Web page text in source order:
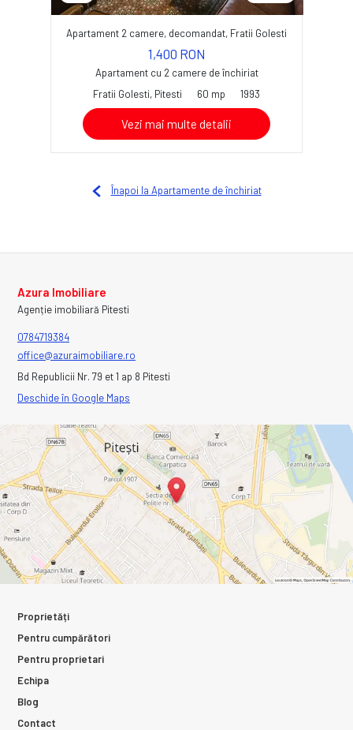
Apartament 2 camere, decomandat, Fratii Golesti
1,400 RON
Apartament cu 2 camere de închiriat
Fratii Golesti, Pitesti
60 mp 1993
Vezi mai multe detalii
Înapoi la Apartamente de închiriat
Azura Imobiliare
Agenție imobiliară Pitesti
0784719384
office@azuraimobiliare.ro
Bd Republicii Nr. 79 et 1 ap 8 Pitesti
Deschide în Google Maps
Proprietăți
Pentru cumpărători
Pentru proprietari
Echipa
Blog
Contact